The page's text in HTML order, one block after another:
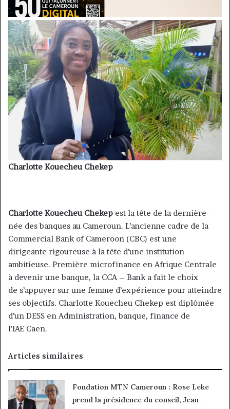
Charlotte Kouecheu Chekep
Charlotte Kouecheu Chekep est la tête de la dernière-
née des banques au Cameroun. L’ancienne cadre de la
Commercial Bank of Cameroon (CBC) est une
dirigeante rigoureuse à la tête d’une institution
ambitieuse. Première microfinance en Afrique Centrale
à devenir une banque, la CCA – Bank a fait le choix
de s’appuyer sur une femme d’expérience pour atteindre
ses objectifs. Charlotte Kouecheu Chekep est diplômée
d’un DESS en Administration, banque, finance de
l’IAE Caen.
Articles similaires
Fondation MTN Cameroun : Rose Leke
prend la présidence du conseil, Jean-